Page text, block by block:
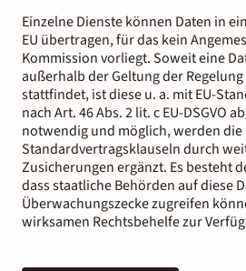
Einzelne Dienste können Daten in
EU übertragen, für das kein
Kommission vorliegt. Soweit eine
außerhalb der Geltung der Regelung
stattfindet, ist diese u. a. mit EU-
nach Art. 46 Abs. 2 lit. c EU-DSGVO
notwendig und möglich, werden die
Standardvertragsklauseln durch
Zusicherungen ergänzt. Es besteht
dass staatliche Behörden auf diese
Überwachungszecke zugreifen
wirksamen Rechtsbehelfe zur